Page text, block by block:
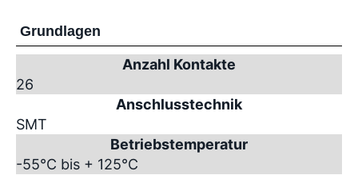
Grundlagen
Anzahl Kontakte
26
Anschlusstechnik
SMT
Betriebstemperatur
-55°C bis + 125°C